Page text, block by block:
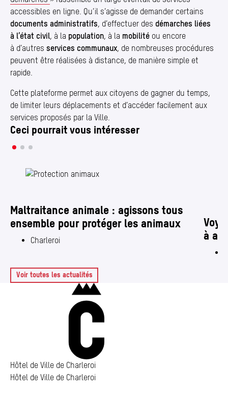
accessibles en ligne. Qu’il s’agisse de demander certains
documents administratifs, d’effectuer des démarches liées
à l’état civil, à la population, à la mobilité ou encore
à d’autres services communaux, de nombreuses procédures
peuvent être réalisées à distance, de manière simple et
rapide.
Cette plateforme permet aux citoyens de gagner du temps,
de limiter leurs déplacements et d’accéder facilement aux
services proposés par la Ville.
Ceci pourrait vous intéresser
Maltraitance animale : agissons tous
ensemble pour protéger les animaux
Charleroi
à
Voir toutes les actualités
Hôtel de Ville de Charleroi
Hôtel de Ville de Charleroi